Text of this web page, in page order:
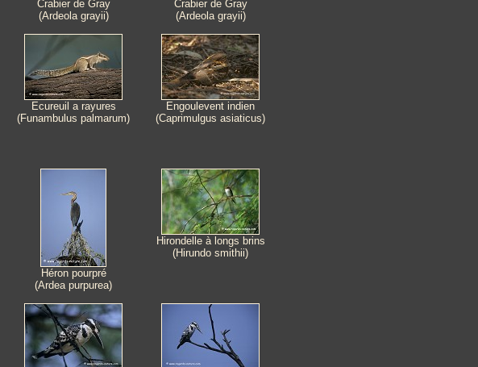
Crabier de Gray
(Ardeola grayii)
Crabier de Gray
(Ardeola grayii)
Ecureuil a rayures
(Funambulus palmarum)
Engoulevent indien
(Caprimulgus asiaticus)
Héron pourpré
(Ardea purpurea)
Hirondelle à longs brins
(Hirundo smithii)